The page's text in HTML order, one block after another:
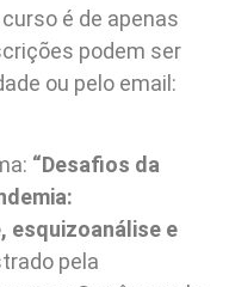
é de apenas
podem ser
ou pelo email:
“Desafios da
esquizoanálise e
pela